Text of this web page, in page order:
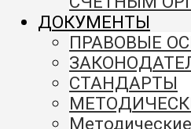
ДОКУМЕНТЫ
ПРАВОВЫЕ
СТАНДАРТЫ